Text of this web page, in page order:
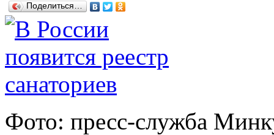
Поделиться…
Фото: пресс-служба